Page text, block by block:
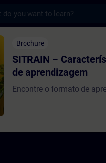
Características e
Brochure
SITRAIN –
de aprendizagem
Encontre o formato de